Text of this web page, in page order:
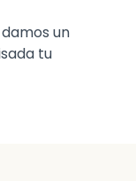
un
tu